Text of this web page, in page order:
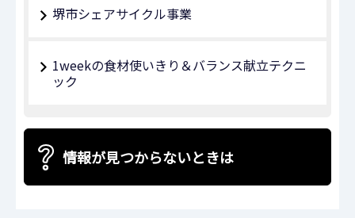
堺市シェアサイクル事業
1weekの食材使いきり＆バランス献立テクニ
ック
情報が見つからないときは